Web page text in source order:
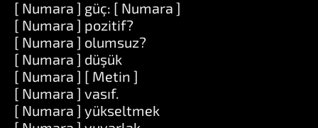
[ Numara ] güç: [ Numara ]
[ Numara ] pozitif?
[ Numara ] olumsuz?
[ Numara ] düşük
[ Numara ] [ Metin ]
[ Numara ] vasıf.
[ Numara ] yükseltmek